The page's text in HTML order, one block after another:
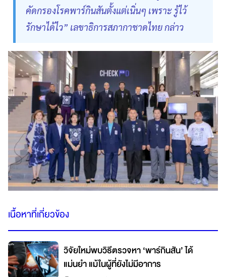
คัดกรองโรคพาร์กินสันตั้งแต่เนิ่นๆ เพราะ รู้ไว้
รักษาได้ไว” เลขาธิการสภากาชาดไทย กล่าว
เนื้อหาที่เกี่ยวข้อง
วิจัยใหม่พบวิธีตรวจหา ‘พาร์กินสัน’ ได้
แม่นยำ แม้ในผู้ที่ยังไม่มีอาการ